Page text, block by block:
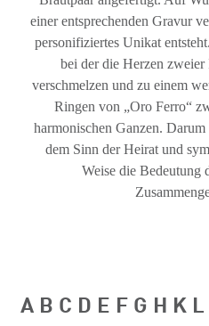
einer entsprechenden Gravur
personifiziertes Unikat
bei der die Herzen
verschmelzen und zu einem
Ringen von „Oro Ferro“
harmonischen Ganzen. Darum
dem Sinn der Heirat und
Weise die Bedeutung
A B C D E F G H K L